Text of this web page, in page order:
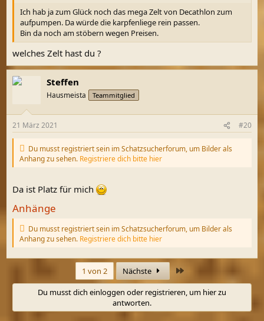
Ich hab ja zum Glück noch das mega Zelt von Decathlon zum
aufpumpen. Da würde die karpfenliege rein passen.
Bin da noch am stöbern wegen Preisen.
welches Zelt hast du ?
Steffen
Hausmeista Teammitglied
21 März 2021 #20
Du musst registriert sein im Schatzsucherforum, um Bilder als
Anhang zu sehen. Registriere dich bitte hier
Da ist Platz für mich
Anhänge
Du musst registriert sein im Schatzsucherforum, um Bilder als
Anhang zu sehen. Registriere dich bitte hier
1 von 2 Nächste
Du musst dich einloggen oder registrieren, um hier zu
antworten.